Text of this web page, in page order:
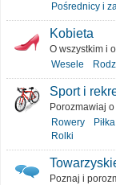
Pośrednicy i
Kobieta
O wszystkim i
Wesele
Sport i
Porozmawiaj
Rowery
Rolki
Poznaj i